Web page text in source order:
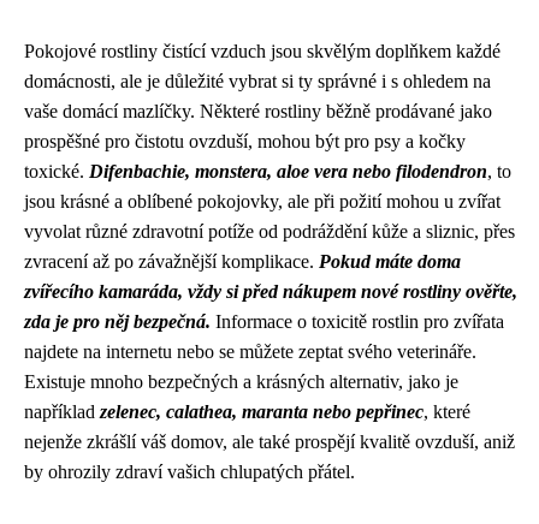
Pokojové rostliny čistící vzduch jsou skvělým doplňkem každé
domácnosti, ale je důležité vybrat si ty správné i s ohledem na
vaše domácí mazlíčky. Některé rostliny běžně prodávané jako
prospěšné pro čistotu ovzduší, mohou být pro psy a kočky
toxické. Difenbachie, monstera, aloe vera nebo filodendron, to
jsou krásné a oblíbené pokojovky, ale při požití mohou u zvířat
vyvolat různé zdravotní potíže od podráždění kůže a sliznic, přes
zvracení až po závažnější komplikace. Pokud máte doma
zvířecího kamaráda, vždy si před nákupem nové rostliny ověřte,
zda je pro něj bezpečná. Informace o toxicitě rostlin pro zvířata
najdete na internetu nebo se můžete zeptat svého veterináře.
Existuje mnoho bezpečných a krásných alternativ, jako je
například zelenec, calathea, maranta nebo pepřinec, které
nejenže zkrášlí váš domov, ale také prospějí kvalitě ovzduší, aniž
by ohrozily zdraví vašich chlupatých přátel.